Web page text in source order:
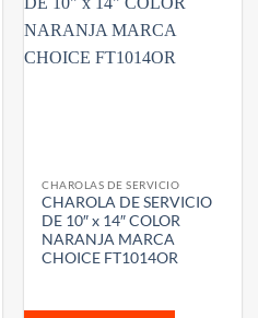
CHAROLAS DE SERVICIO
CHAROLA DE SERVICIO
DE 10″ x 14″ COLOR
NARANJA MARCA
CHOICE FT1014OR